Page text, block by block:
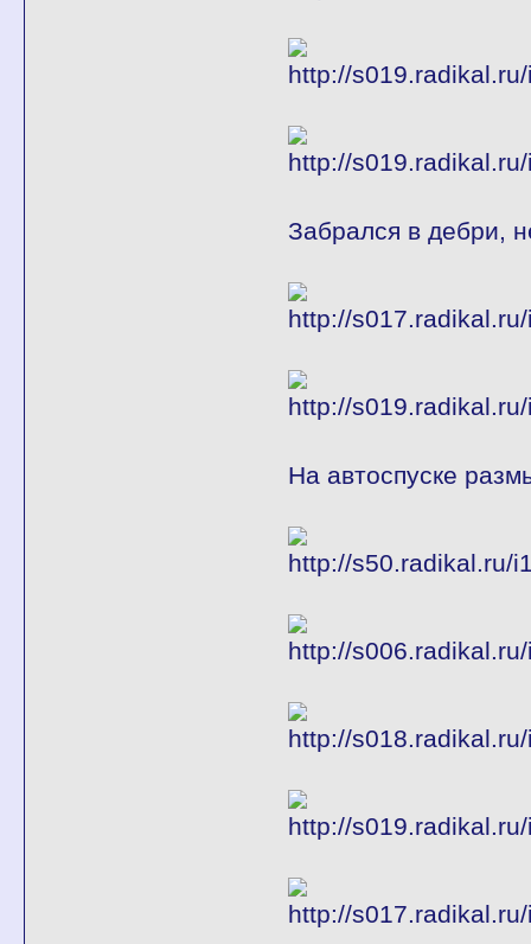
Забрался в дебри,
На автоспуске